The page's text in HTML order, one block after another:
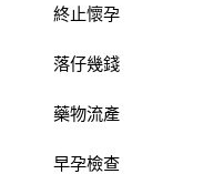
終止懷孕
落仔幾錢
藥物流產
早孕檢查